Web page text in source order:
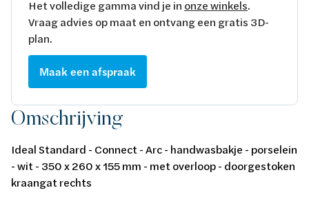
Het volledige gamma vind je in onze winkels.
Vraag advies op maat en ontvang een gratis 3D-
plan.
Maak een afspraak
Omschrijving
Ideal Standard - Connect - Arc - handwasbakje - porselein
- wit - 350 x 260 x 155 mm - met overloop - doorgestoken
kraangat rechts